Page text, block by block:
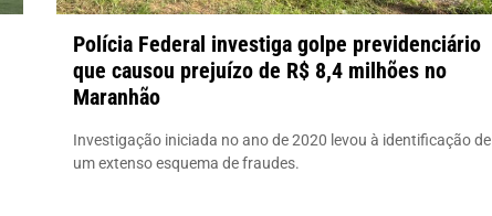
Polícia Federal investiga golpe previdenciário
que causou prejuízo de R$ 8,4 milhões no
Maranhão
Investigação iniciada no ano de 2020 levou à identificação de
um extenso esquema de fraudes.